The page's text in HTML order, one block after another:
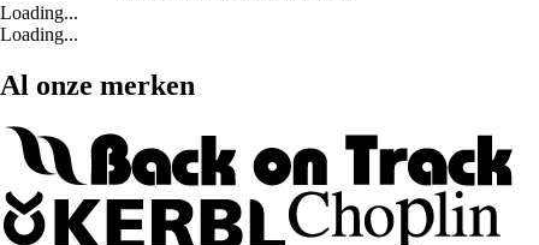
Loading...
Loading...
Al onze merken